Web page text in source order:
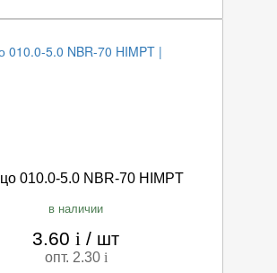
010.0-5.0 NBR-70 HIMPT
в наличии
3.60i / шт
опт. 2.30 i